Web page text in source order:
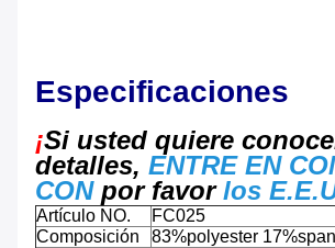
Especificaciones
¡Si usted quiere
detalles, ENTRE EN
CONpor favorlos
Artículo NO.
FC025
Composición
83%polyester